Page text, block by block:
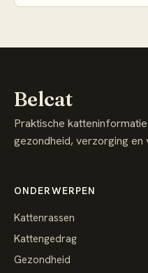
Belcat
Praktische
gezondheid, verzorging en
ONDERWERPEN
Kattenrassen
Kattengedrag
Gezondheid